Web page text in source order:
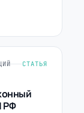
СТАТЬЯ
РФ